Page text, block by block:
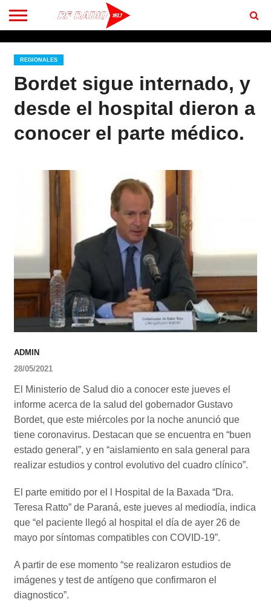
CONTACTO
BIENVENIDOS
A RF 102.7 FM
REGIONALES
Bordet sigue internado, y
desde el hospital dieron a
conocer el parte médico.
ADMIN
28/05/2021
El Ministerio de Salud dio a conocer este jueves el
informe acerca de la salud del gobernador Gustavo
Bordet, que este miércoles por la noche anunció que
tiene coronavirus. Destacan que se encuentra en “buen
estado general”, y en “aislamiento en sala general para
realizar estudios y control evolutivo del cuadro clínico”.
El parte emitido por el l Hospital de la Baxada “Dra.
Teresa Ratto” de Paraná, este jueves al mediodía, indica
que “el paciente llegó al hospital el día de ayer 26 de
mayo por síntomas compatibles con COVID-19”.
A partir de ese momento “se realizaron estudios de
imágenes y test de antígeno que confirmaron el
diagnostico”.